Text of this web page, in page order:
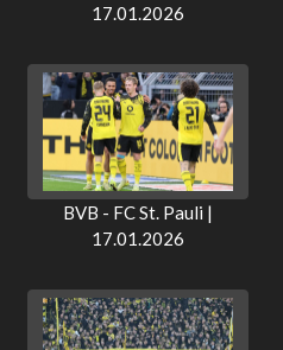
17.01.2026
BVB - FC St. Pauli |
17.01.2026